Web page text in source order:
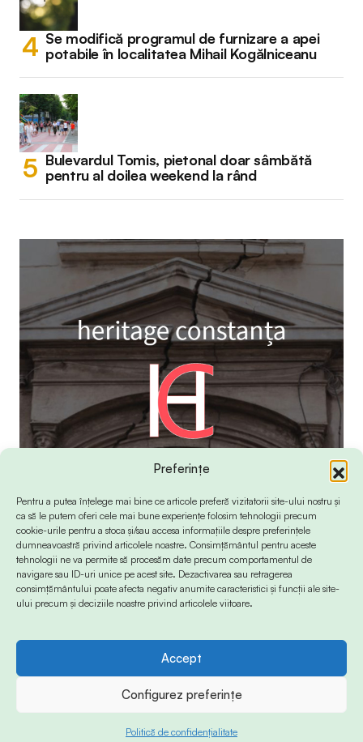
Preferințe
Pentru a putea înțelege mai bine ce articole preferă vizitatorii site-ului nostru și
ca să le putem oferi cele mai bune experiențe folosim tehnologii precum
cookie-urile pentru a stoca și/sau accesa informațiile despre preferințele
dumneavoastră privind articolele noastre. Consimțământul pentru aceste
tehnologii ne va permite să procesăm date precum comportamentul de
navigare sau ID-uri unice pe acest site. Dezactivarea sau retragerea
consimțământului poate afecta negativ anumite caracteristici și funcții ale site-
ului precum și deciziile noastre privind articolele viitoare.
Accept
Configurez preferințe
Politică de confidențialitate
Se modifică programul de furnizare a apei
potabile în localitatea Mihail Kogălniceanu
Bulevardul Tomis, pietonal doar sâmbătă
pentru al doilea weekend la rând
© 2024 Info-Sud-Est. All Rights Reserved.